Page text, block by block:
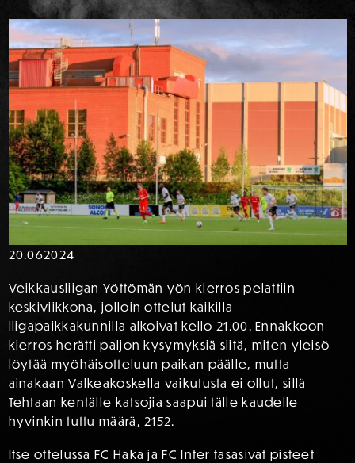
20.062024
Veikkausliigan Yöttömän yön kierros pelattiin
keskiviikkona, jolloin ottelut kaikilla
liigapaikkakunnilla alkoivat kello 21.00. Ennakkoon
kierros herätti paljon kysymyksiä siitä, miten yleisö
löytää myöhäisotteluun paikan päälle, mutta
ainakaan Valkeakoskella vaikutusta ei ollut, sillä
Tehtaan kentälle katsojia saapui tälle kaudelle
hyvinkin tuttu määrä, 2152.
Itse ottelussa FC Haka ja FC Inter tasasivat pisteet